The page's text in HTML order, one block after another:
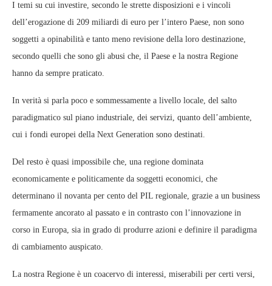
I temi su cui investire, secondo le strette disposizioni e i vincoli
dell’erogazione di 209 miliardi di euro per l’intero Paese, non sono
soggetti a opinabilità e tanto meno revisione della loro destinazione,
secondo quelli che sono gli abusi che, il Paese e la nostra Regione
hanno da sempre praticato.
In verità si parla poco e sommessamente a livello locale, del salto
paradigmatico sul piano industriale, dei servizi, quanto dell’ambiente,
cui i fondi europei della Next Generation sono destinati.
Del resto è quasi impossibile che, una regione dominata
economicamente e politicamente da soggetti economici, che
determinano il novanta per cento del PIL regionale, grazie a un business
fermamente ancorato al passato e in contrasto con l’innovazione in
corso in Europa, sia in grado di produrre azioni e definire il paradigma
di cambiamento auspicato.
La nostra Regione è un coacervo di interessi, miserabili per certi versi,